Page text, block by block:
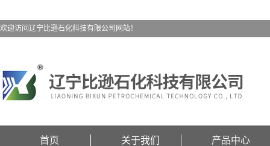
欢迎访问辽宁比逊石化科技有限公司网站！
首页 关于我们 产品中心